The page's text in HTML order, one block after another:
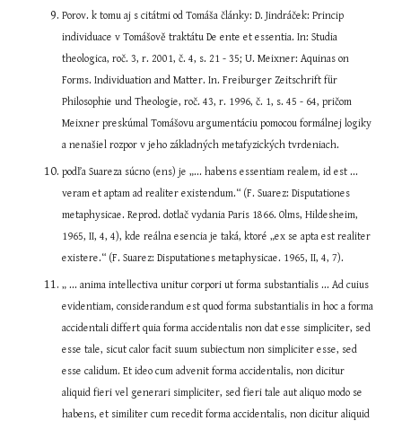
Porov. k tomu aj s citátmi od Tomáša články: D. Jindráček: Princip
individuace v Tomášově traktátu De ente et essentia. In: Studia
theologica, roč. 3, r. 2001, č. 4, s. 21 - 35; U. Meixner: Aquinas on
Forms. Individuation and Matter. In. Freiburger Zeitschrift für
Philosophie und Theologie, roč. 43, r. 1996, č. 1, s. 45 - 64, pričom
Meixner preskúmal Tomášovu argumentáciu pomocou formálnej logiky
a nenašiel rozpor v jeho základných metafyzických tvrdeniach.
podľa Suareza súcno (ens) je „... habens essentiam realem, id est ...
veram et aptam ad realiter existendum.“ (F. Suarez: Disputationes
metaphysicae. Reprod. dotlač vydania Paris 1866. Olms, Hildesheim,
1965, II, 4, 4), kde reálna esencia je taká, ktoré „ex se apta est realiter
existere.“ (F. Suarez: Disputationes metaphysicae. 1965, II, 4, 7).
„ ... anima intellectiva unitur corpori ut forma substantialis ... Ad cuius
evidentiam, considerandum est quod forma substantialis in hoc a forma
accidentali differt quia forma accidentalis non dat esse simpliciter, sed
esse tale, sicut calor facit suum subiectum non simpliciter esse, sed
esse calidum. Et ideo cum advenit forma accidentalis, non dicitur
aliquid fieri vel generari simpliciter, sed fieri tale aut aliquo modo se
habens, et similiter cum recedit forma accidentalis, non dicitur aliquid